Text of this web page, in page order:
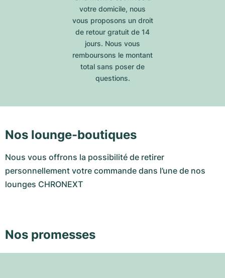
votre domicile, nous
vous proposons un droit
de retour gratuit de 14
jours. Nous vous
remboursons le montant
total sans poser de
questions.
Nos lounge-boutiques
Nous vous offrons la possibilité de retirer
personnellement votre commande dans l’une de nos
lounges CHRONEXT
Nos promesses